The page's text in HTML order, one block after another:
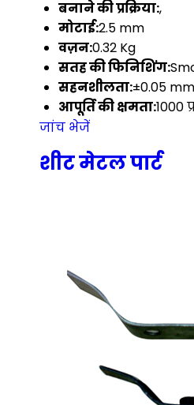
बनाने की प्रक्रिया:,
मोटाई:2.5 mm
वज़न:0.32 Kg
सतह की फिनिशिंग:
सहनशीलता:±0.05 mm
आपूर्ति की क्षमता:1000
जांच भेजें
शीट मेटल पार्ट